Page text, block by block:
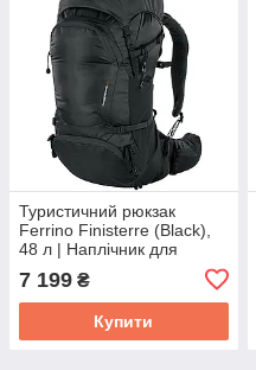
Туристичний рюкзак
Ferrino Finisterre (Black),
48 л | Наплічник для
хайкінгу, походів вихідного
дня, трекінгу
7 199 ₴
Купити